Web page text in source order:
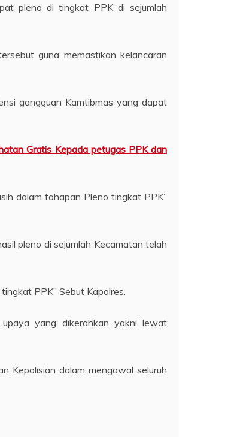
pleno di tingkat PPK di sejumlah
guna memastikan kelancaran
gangguan Kamtibmas yang dapat
Gratis Kepada petugas PPK dan
dalam tahapan Pleno tingkat PPK”
pleno di sejumlah Kecamatan telah
PPK” Sebut Kapolres.
yang dikerahkan yakni lewat
Kepolisian dalam mengawal seluruh